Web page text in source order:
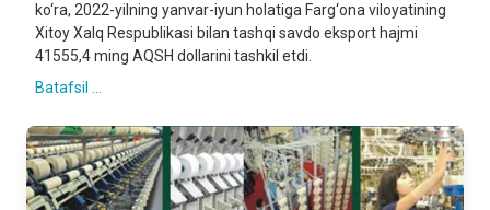
ko‘ra, 2022-yilning yanvar-iyun holatiga Farg‘ona viloyatining
Xitoy Xalq Respublikasi bilan tashqi savdo eksport hajmi
41555,4 ming AQSH dollarini tashkil etdi.
Batafsil ...